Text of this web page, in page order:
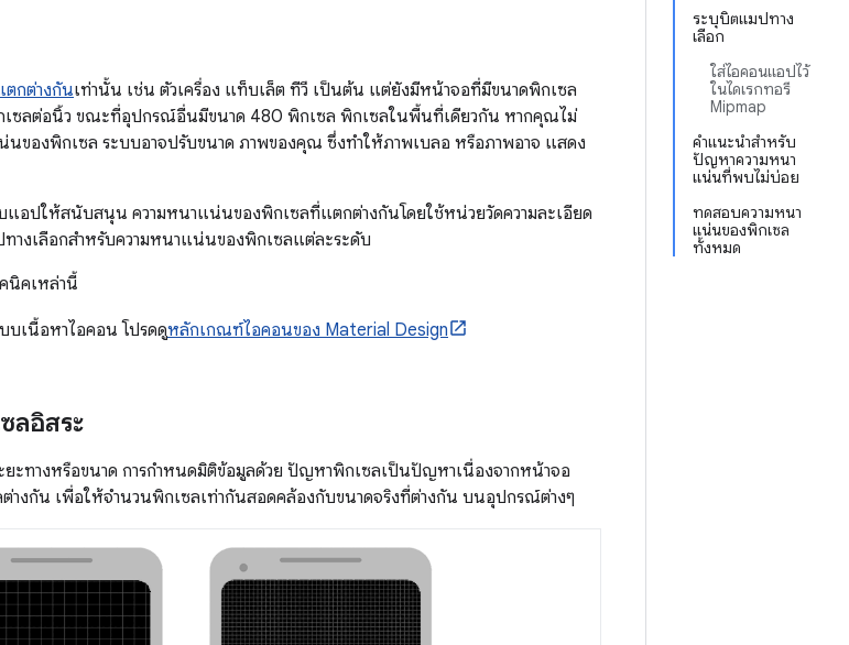
ระบุบิตแมปทาง
เลือก
ใส่ไอคอนแอปไว้
ในไดเรกทอรี
Mipmap
คำแนะนำสำหรับ
ปัญหาความหนา
แน่นที่พบไม่บ่อย
ทดสอบความหนา
แน่นของพิกเซล
ทั้งหมด
กต่างกันเท่านั้น เช่น ตัวเครื่อง แท็บเล็ต ทีวี เป็นต้น แต่ยังมีหน้าจอที่มีขนาดพิกเซล
ซลต่อนิ้ว ขณะที่อุปกรณ์อื่นมีขนาด 480 พิกเซล พิกเซลในพื้นที่เดียวกัน หากคุณไม่
ของพิกเซล ระบบอาจปรับขนาด ภาพของคุณ ซึ่งทำให้ภาพเบลอ หรือภาพอาจ แสดง
อปให้สนับสนุน ความหนาแน่นของพิกเซลที่แตกต่างกันโดยใช้หน่วยวัดความละเอียด
างเลือกสำหรับความหนาแน่นของพิกเซลแต่ละระดับ
นิคเหล่านี้
บเนื้อหาไอคอน โปรดดูหลักเกณฑ์ไอคอนของ Material Design
ลอิสระ
ยะทางหรือขนาด การกำหนดมิติข้อมูลด้วย ปัญหาพิกเซลเป็นปัญหาเนื่องจากหน้าจอ
งกัน เพื่อให้จำนวนพิกเซลเท่ากันสอดคล้องกับขนาดจริงที่ต่างกัน บนอุปกรณ์ต่างๆ